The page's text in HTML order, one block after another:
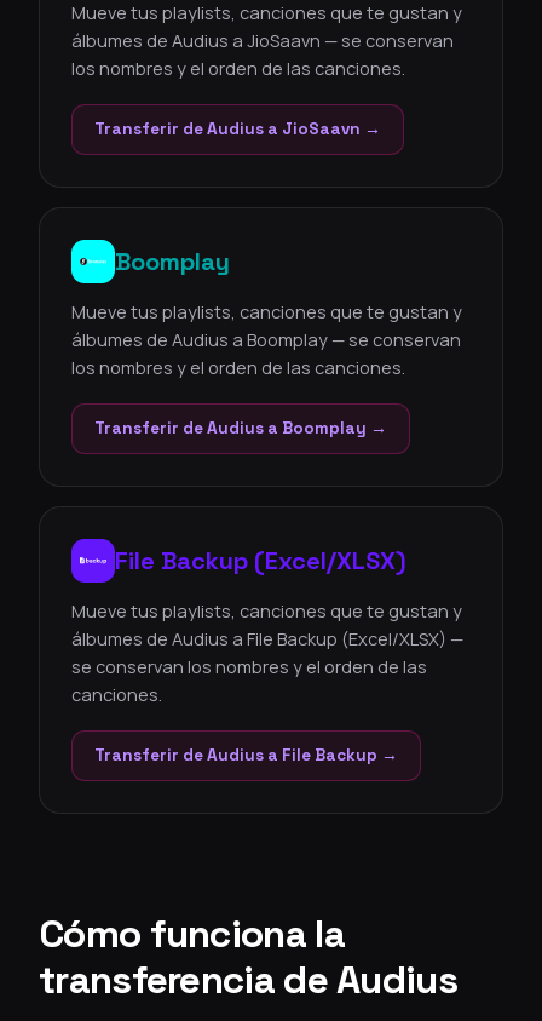
Mueve tus playlists, canciones que te gustan y
álbumes de Audius a JioSaavn — se conservan
los nombres y el orden de las canciones.
Transferir de Audius a JioSaavn →
Boomplay
Mueve tus playlists, canciones que te gustan y
álbumes de Audius a Boomplay — se conservan
los nombres y el orden de las canciones.
Transferir de Audius a Boomplay →
File Backup (Excel/XLSX)
Mueve tus playlists, canciones que te gustan y
álbumes de Audius a File Backup (Excel/XLSX) —
se conservan los nombres y el orden de las
canciones.
Transferir de Audius a File Backup →
Cómo funciona la
transferencia de Audius